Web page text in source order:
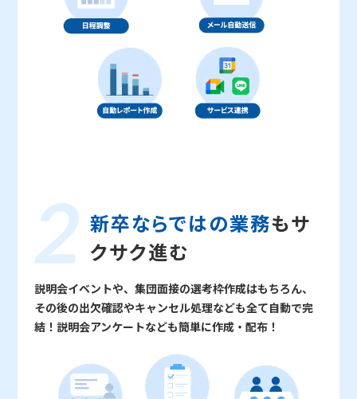
新卒ならではの業務もサ
クサク進む
説明会イベントや、集団面接の選考枠作成はもちろん、
その後の出欠確認やキャンセル処理なども全て自動で完
結！説明会アンケートなども簡単に作成・配布！